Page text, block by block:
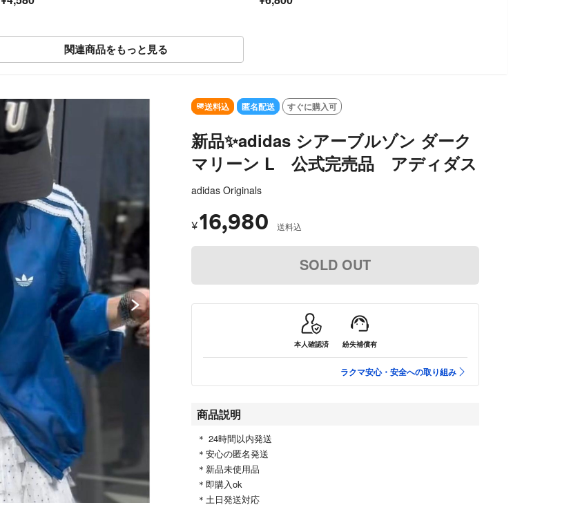
関連商品をもっと見る
SOLD OUT
送料込 匿名配送 すぐに購入可
新品✨adidas シアーブルゾン ダーク
マリーン L 公式完売品 アディダス
adidas Originals
¥16,980 送料込
SOLD OUT
本人確認済 紛失補償有
ラクマ安心・安全への取り組み
商品説明
＊ 24時間以内発送
＊安心の匿名発送
＊新品未使用品
＊即購入ok
＊土日発送対応